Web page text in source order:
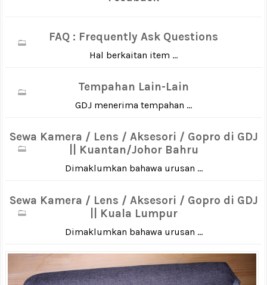
FAQ : Frequently Ask Questions
Hal berkaitan item ...
Tempahan Lain-Lain
GDJ menerima tempahan ...
Sewa Kamera / Lens / Aksesori / Gopro di GDJ
|| Kuantan/Johor Bahru
Dimaklumkan bahawa urusan ...
Sewa Kamera / Lens / Aksesori / Gopro di GDJ
|| Kuala Lumpur
Dimaklumkan bahawa urusan ...